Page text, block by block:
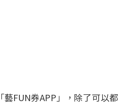
FUN券APP」，除了可以都